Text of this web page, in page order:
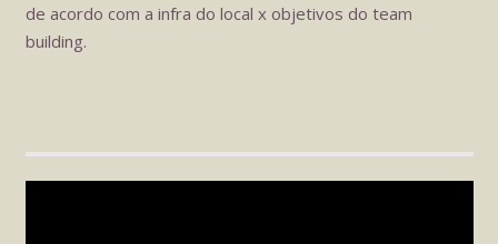
de acordo com a infra do local x objetivos do team
building.